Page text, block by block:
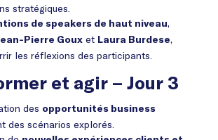
stratégiques.
de speakers de haut niveau,
Pierre Goux et Laura Burdese,
les réflexions des participants.
et agir – Jour 3
des opportunités business
des scénarios explorés.